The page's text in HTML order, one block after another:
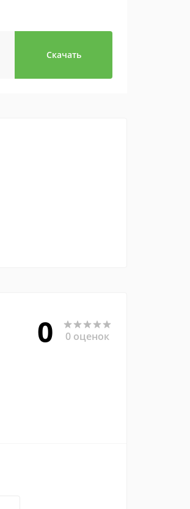
Скачать
0 0 оценок